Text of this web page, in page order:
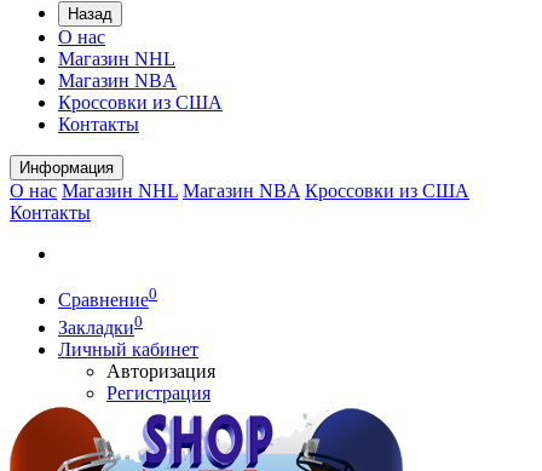
Назад
О нас
Магазин NHL
Магазин NBA
Кроссовки из США
Контакты
Информация
О нас Магазин NHL Магазин NBA Кроссовки из США
Контакты
Сравнение0
Закладки0
Личный кабинет
Авторизация
Регистрация